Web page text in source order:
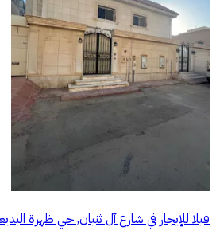
فيلا للإيجار في شارع آل ثنيان, حي ظهرة